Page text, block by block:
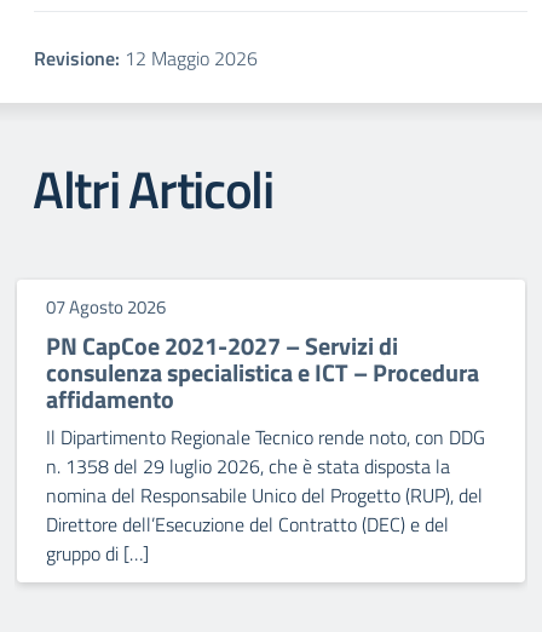
Revisione: 12 Maggio 2026
Altri Articoli
07 Agosto 2026
PN CapCoe 2021-2027 – Servizi di
consulenza specialistica e ICT – Procedura
affidamento
Il Dipartimento Regionale Tecnico rende noto, con DDG
n. 1358 del 29 luglio 2026, che è stata disposta la
nomina del Responsabile Unico del Progetto (RUP), del
Direttore dell’Esecuzione del Contratto (DEC) e del
gruppo di […]